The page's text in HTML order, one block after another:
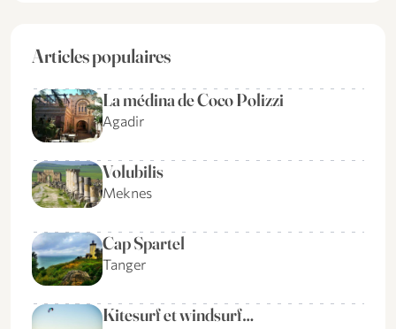
Articles populaires
La médina de Coco Polizzi
Agadir
Volubilis
Meknes
Cap Spartel
Tanger
Kitesurf et windsurf…